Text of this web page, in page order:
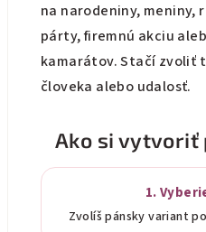
na narodeniny, meniny,
párty, firemnú akciu
kamarátov. Stačí zvoliť
človeka alebo udalosť.
Ako si vytvoriť
1.
Zvolíš pánsky variant